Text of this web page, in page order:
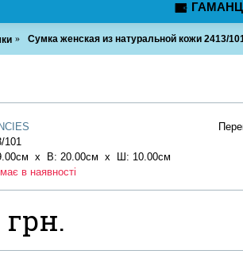
Сумка женская из натуральной кожи 2413/
101
х В: 20.00см x Ш: 10.00см
в наявності
грн.